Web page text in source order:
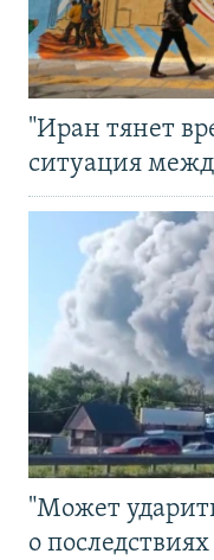
"Иран тянет
ситуация
"Может
о